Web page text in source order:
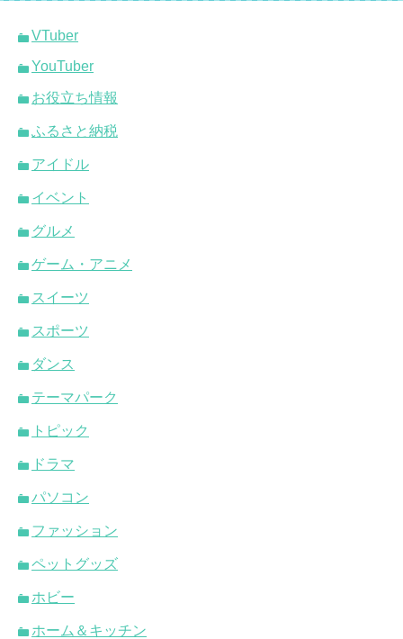
VTuber
YouTuber
お役立ち情報
ふるさと納税
アイドル
イベント
グルメ
ゲーム・アニメ
スイーツ
スポーツ
ダンス
テーマパーク
トピック
ドラマ
パソコン
ファッション
ペットグッズ
ホビー
ホーム＆キッチン